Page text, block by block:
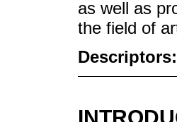
as well as
the field of
Descriptors: